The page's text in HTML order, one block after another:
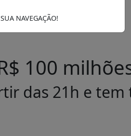
100
das 21h e
NAVEGAÇÃO!